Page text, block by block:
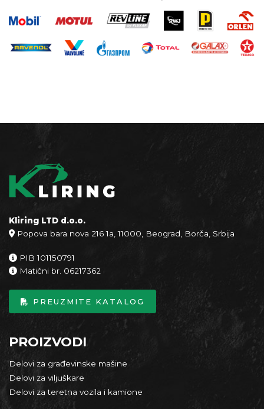
Kliring LTD d.o.o.
Popova bara nova 216 1a, 11000, Beograd, Borča, Srbija
PIB 101150791
Matični br. 06217362
PREUZMITE KATALOG
PROIZVODI
Delovi za građevinske mašine
Delovi za viljuškare
Delovi za teretna vozila i kamione